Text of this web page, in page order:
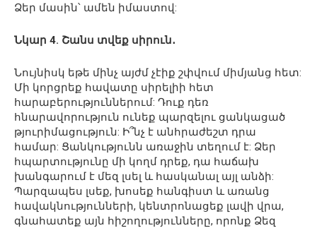
Ձեր մասին՝ ամեն իմաստով:
Նկար 4. Շանս տվեք սիրուն․
Նույնիսկ եթե մինչ այժմ չէիք շփվում միմյանց հետ:
Մի կորցրեք հավատը սիրելիի հետ
հարաբերություններում: Դուք դեռ
հնարավորություն ունեք պարզելու ցանկացած
թյուրիմացություն: Ի՞նչ է անհրաժեշտ դրա
համար: Ցանկությունն առաջին տեղում է: Ձեր
հպարտությունը մի կողմ դրեք, դա հաճախ
խանգարում է մեզ լսել և հասկանալ այլ անձի:
Պարզապես լսեք, խոսեք հանգիստ և առանց
հավակնությունների, կենտրոնացեք լավի վրա,
գնահատեք այն հիշողությունները, որոնք Ձեզ